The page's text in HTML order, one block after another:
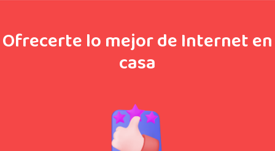
Ofrecerte lo mejor de Internet en
casa